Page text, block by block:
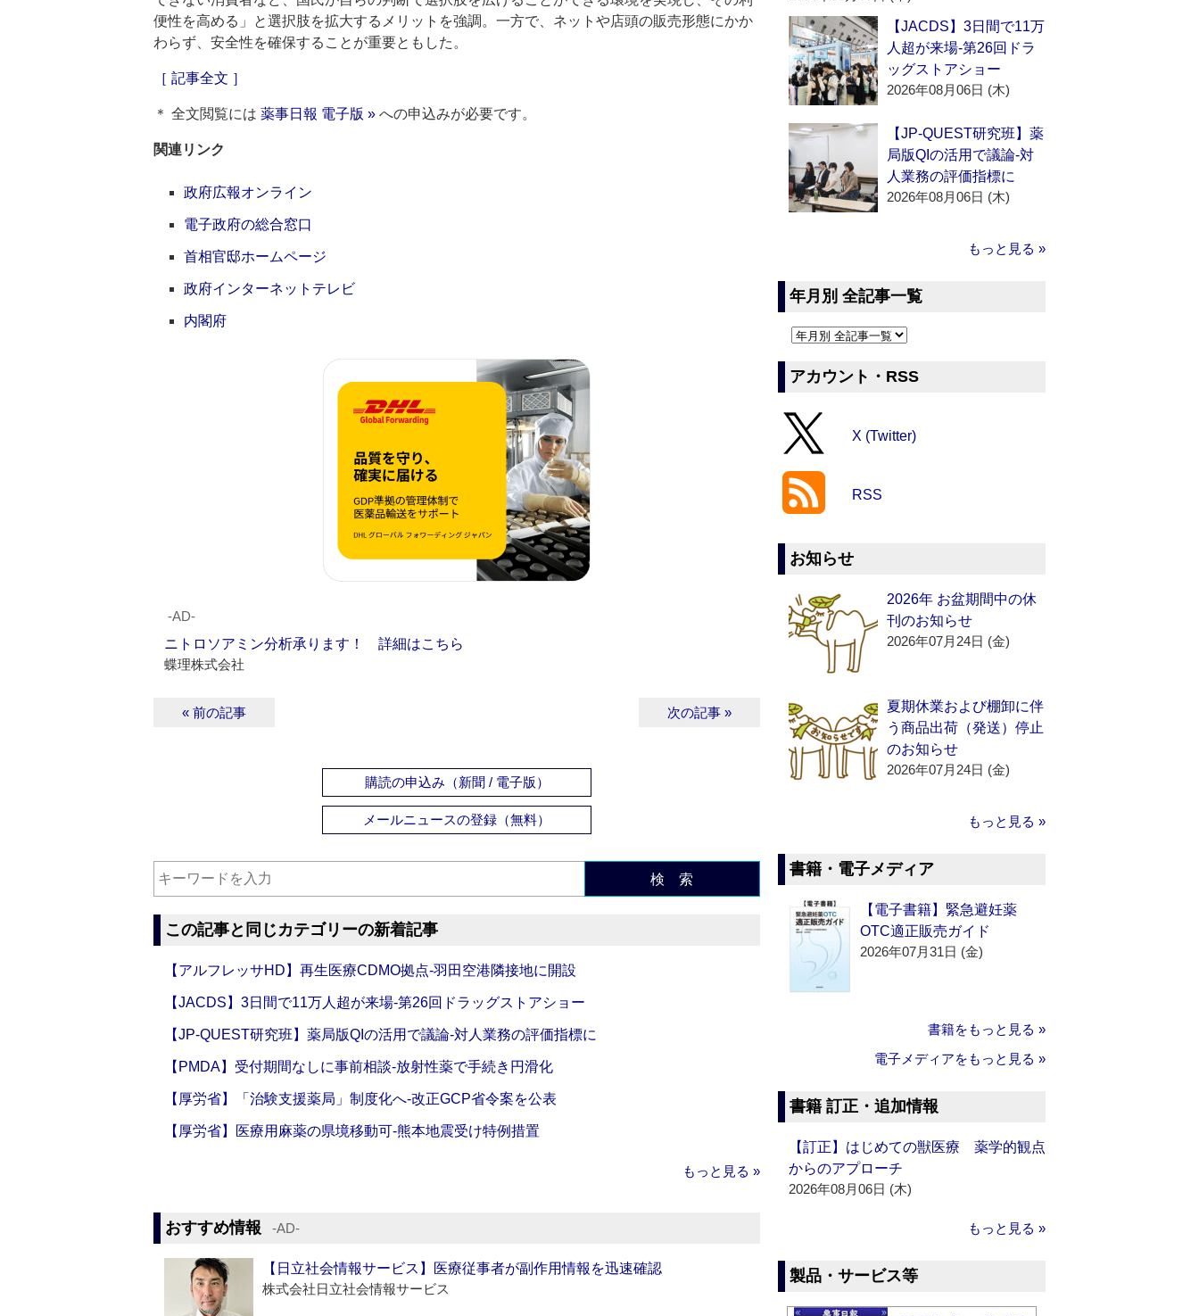
便性を高める」と選択肢を拡大するメリットを強調。一方で、ネットや店頭の販売形態にかか
わらず、安全性を確保することが重要ともした。
［ 記事全文 ］
＊ 全文閲覧には 薬事日報 電子版 » への申込みが必要です。
関連リンク
政府広報オンライン
電子政府の総合窓口
首相官邸ホームページ
政府インターネットテレビ
内閣府
‐AD‐
ニトロソアミン分析承ります！ 詳細はこちら
蝶理株式会社
« 前の記事 次の記事 »
購読の申込み（新聞 / 電子版）
メールニュースの登録（無料）
検 索
この記事と同じカテゴリーの新着記事
【アルフレッサHD】再生医療CDMO拠点‐羽田空港隣接地に開設
【JACDS】3日間で11万人超が来場‐第26回ドラッグストアショー
【JP-QUEST研究班】薬局版QIの活用で議論‐対人業務の評価指標に
【PMDA】受付期間なしに事前相談‐放射性薬で手続き円滑化
【厚労省】「治験支援薬局」制度化へ‐改正GCP省令案を公表
【厚労省】医療用麻薬の県境移動可‐熊本地震受け特例措置
もっと見る »
おすすめ情報 ‐AD‐
【日立社会情報サービス】医療従事者が副作用情報を迅速確認
株式会社日立社会情報サービス
【JACDS】3日間で11万
人超が来場‐第26回ドラ
ッグストアショー
2026年08月06日 (木)
【JP-QUEST研究班】薬
局版QIの活用で議論‐対
人業務の評価指標に
2026年08月06日 (木)
もっと見る »
年月別 全記事一覧
アカウント・RSS
X (Twitter)
RSS
お知らせ
2026年 お盆期間中の休
刊のお知らせ
2026年07月24日 (金)
夏期休業および棚卸に伴
う商品出荷（発送）停止
のお知らせ
2026年07月24日 (金)
もっと見る »
書籍・電子メディア
【電子書籍】緊急避妊薬
OTC適正販売ガイド
2026年07月31日 (金)
書籍をもっと見る »
電子メディアをもっと見る »
書籍 訂正・追加情報
【訂正】はじめての獣医療 薬学的観点
からのアプローチ
2026年08月06日 (木)
もっと見る »
製品・サービス等